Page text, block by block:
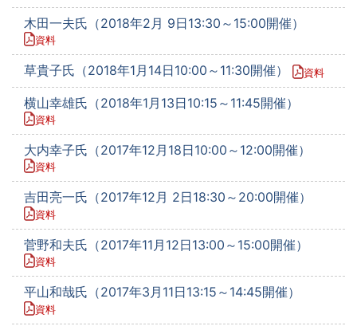
木田一夫氏（2018年2月 9日13:30～15:00開催）
資料
草貴子氏（2018年1月14日10:00～11:30開催） 資料
横山幸雄氏（2018年1月13日10:15～11:45開催）
資料
大内幸子氏（2017年12月18日10:00～12:00開催）
資料
吉田亮一氏（2017年12月 2日18:30～20:00開催）
資料
菅野和夫氏（2017年11月12日13:00～15:00開催）
資料
平山和哉氏（2017年3月11日13:15～14:45開催）
資料